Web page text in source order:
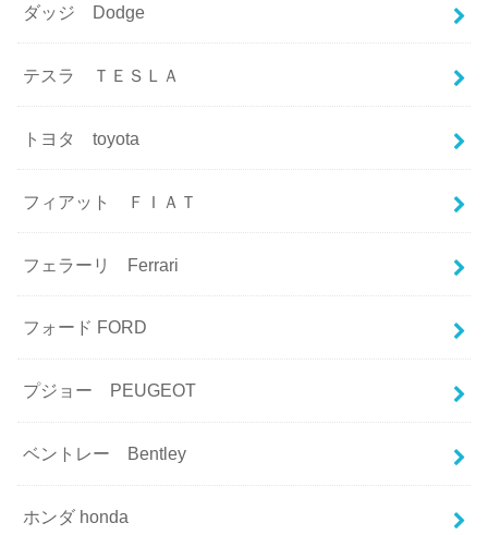
ダッジ Dodge
テスラ ＴＥＳＬＡ
トヨタ toyota
フィアット ＦＩＡＴ
フェラーリ Ferrari
フォード FORD
プジョー PEUGEOT
ベントレー Bentley
ホンダ honda